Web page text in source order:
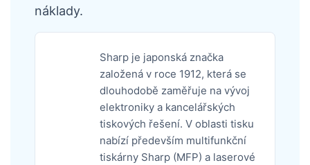
náklady.
Sharp je japonská značka
založená v roce 1912, která se
dlouhodobě zaměřuje na vývoj
elektroniky a kancelářských
tiskových řešení. V oblasti tisku
nabízí především multifunkční
tiskárny Sharp (MFP) a laserové